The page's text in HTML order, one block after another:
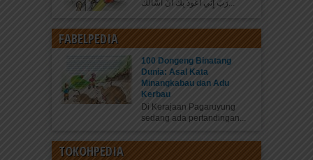
رَبِّ إِنِّي أَعُوذُ بِكَ أَنْ أَسْأَلَكَ...
FABELPEDIA
100 Dongeng Binatang
Dunia: Asal Kata
Minangkabau dan Adu
Kerbau
Di Kerajaan Pagaruyung
sedang ada pertandingan...
TOKOHPEDIA